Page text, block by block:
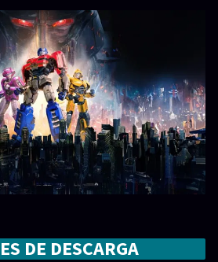
DE DESCARGA